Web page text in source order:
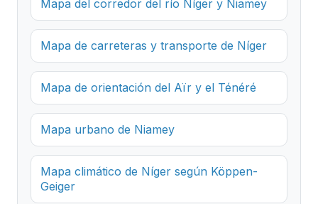
Mapa del corredor del río Níger y Niamey
Mapa de carreteras y transporte de Níger
Mapa de orientación del Aïr y el Ténéré
Mapa urbano de Niamey
Mapa climático de Níger según Köppen-
Geiger